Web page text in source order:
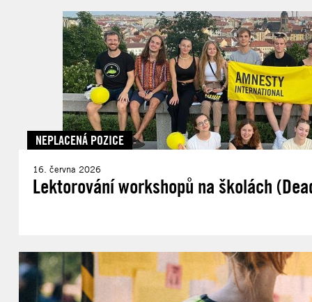
NEPLACENÁ POZICE
16. června 2026
Lektorování workshopů na školách